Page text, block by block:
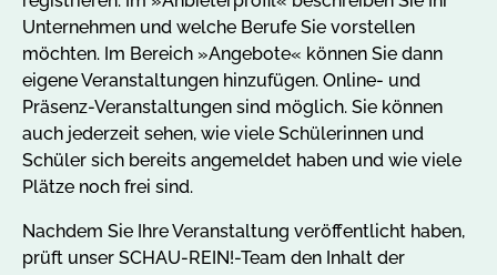
Unternehmen und welche Berufe Sie vorstellen
möchten. Im Bereich »Angebote« können Sie dann
eigene Veranstaltungen hinzufügen. Online- und
Präsenz-Veranstaltungen sind möglich. Sie können
auch jederzeit sehen, wie viele Schülerinnen und
Schüler sich bereits angemeldet haben und wie viele
Plätze noch frei sind.
Nachdem Sie Ihre Veranstaltung veröffentlicht haben,
prüft unser SCHAU-REIN!-Team den Inhalt der